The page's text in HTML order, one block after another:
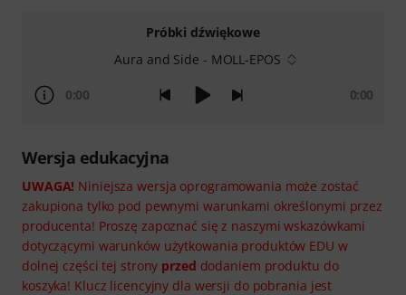
Próbki dźwiękowe
Aura and Side - MOLL-EPOS
0:00 0:00
Wersja edukacyjna
UWAGA! Niniejsza wersja oprogramowania może zostać
zakupiona tylko pod pewnymi warunkami określonymi przez
producenta! Proszę zapoznać się z naszymi wskazówkami
dotyczącymi warunków użytkowania produktów EDU w
dolnej części tej strony przed dodaniem produktu do
koszyka! Klucz licencyjny dla wersji do pobrania jest